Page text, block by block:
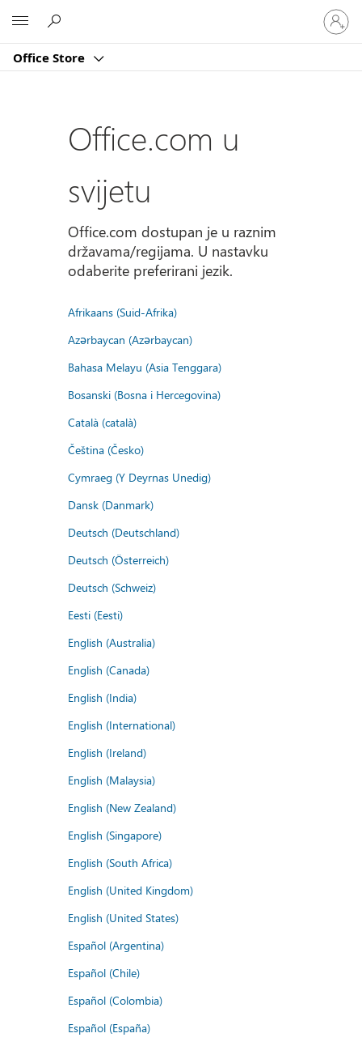
Office Store
Prijavite
se
u
račun
Office.com u
svijetu
Office.com dostupan je u raznim
državama/regijama. U nastavku
odaberite preferirani jezik.
Afrikaans (Suid-Afrika)
Azərbaycan (Azərbaycan)
Bahasa Melayu (Asia Tenggara)
Bosanski (Bosna i Hercegovina)
Català (català)
Čeština (Česko)
Cymraeg (Y Deyrnas Unedig)
Dansk (Danmark)
Deutsch (Deutschland)
Deutsch (Österreich)
Deutsch (Schweiz)
Eesti (Eesti)
English (Australia)
English (Canada)
English (India)
English (International)
English (Ireland)
English (Malaysia)
English (New Zealand)
English (Singapore)
English (South Africa)
English (United Kingdom)
English (United States)
Español (Argentina)
Español (Chile)
Español (Colombia)
Español (España)